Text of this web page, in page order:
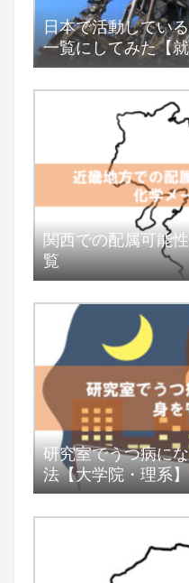
日本で活動してい
一覧にしてみた【
関西での配属可能
覧
研究室でうつ病に
法【大学院・理系】